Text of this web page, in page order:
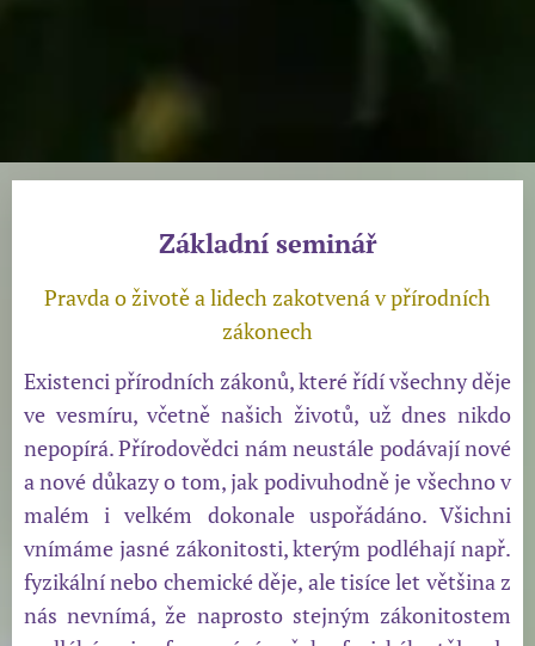
Základní seminář
Pravda o životě a lidech zakotvená v přírodních
zákonech
Existenci přírodních zákonů, které řídí všechny děje
ve vesmíru, včetně našich životů, už dnes nikdo
nepopírá. Přírodovědci nám neustále podávají nové
a nové důkazy o tom, jak podivuhodně je všechno v
malém i velkém dokonale uspořádáno. Všichni
vnímáme jasné zákonitosti, kterým podléhají např.
fyzikální nebo chemické děje, ale tisíce let většina z
nás nevnímá, že naprosto stejným zákonitostem